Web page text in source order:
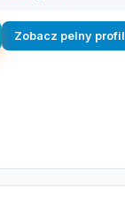
Zobacz pelny profil